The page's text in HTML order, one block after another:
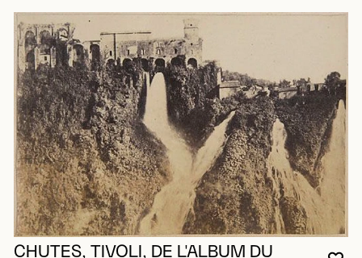
CHUTES, TIVOLI, DE L'ALBUM DU